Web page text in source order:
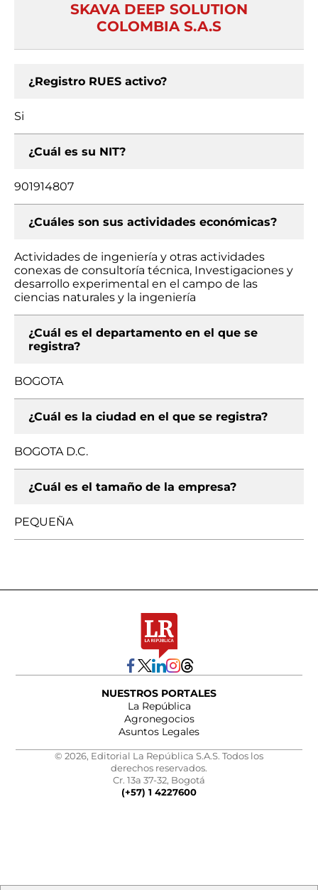
SKAVA DEEP SOLUTION
COLOMBIA S.A.S
¿Registro RUES activo?
Si
¿Cuál es su NIT?
901914807
¿Cuáles son sus actividades económicas?
Actividades de ingeniería y otras actividades
conexas de consultoría técnica, Investigaciones y
desarrollo experimental en el campo de las
ciencias naturales y la ingeniería
¿Cuál es el departamento en el que se
registra?
BOGOTA
¿Cuál es la ciudad en el que se registra?
BOGOTA D.C.
¿Cuál es el tamaño de la empresa?
PEQUEÑA
NUESTROS PORTALES
La República
Agronegocios
Asuntos Legales
© 2026, Editorial La República S.A.S. Todos los
derechos reservados.
Cr. 13a 37-32, Bogotá
(+57) 1 4227600